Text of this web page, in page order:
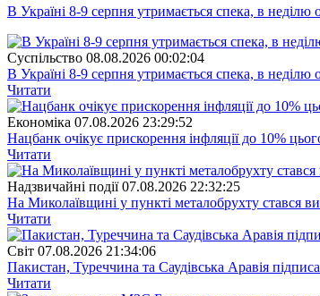
В Україні 8-9 серпня утримається спека, в неділю
Суспiльство 08.08.2026 00:02:04
В Україні 8-9 серпня утримається спека, в неділю
Читати
Економіка 07.08.2026 23:29:52
Нацбанк очікує прискорення інфляції до 10%
Читати
Надзвичайні події 07.08.2026 22:32:25
На Миколаївщині у пункті металобрухту стався
Читати
Свiт 07.08.2026 21:34:06
Пакистан, Туреччина та Саудівська Аравія
Читати